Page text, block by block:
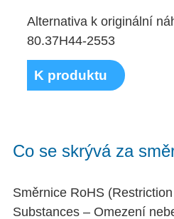
Alternativa k originální
80.37H44-2553
K produktu
Co se skrývá za
Směrnice RoHS
Substances – Omezení